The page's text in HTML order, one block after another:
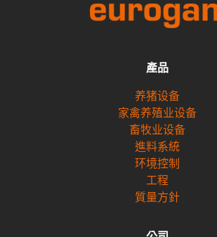
產品
养猪设备
家禽养殖业设备
畜牧业设备
進料系統
环境控制
工程
質量方針